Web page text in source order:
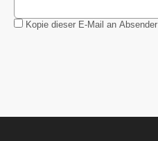
Kopie dieser E-Mail an Absender